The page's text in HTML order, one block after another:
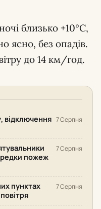
близько +10°C,
ясно, без опадів.
до 14 км/год.
відключення 7 Серпня
пожеж
7 Серпня
пунктах
7 Серпня